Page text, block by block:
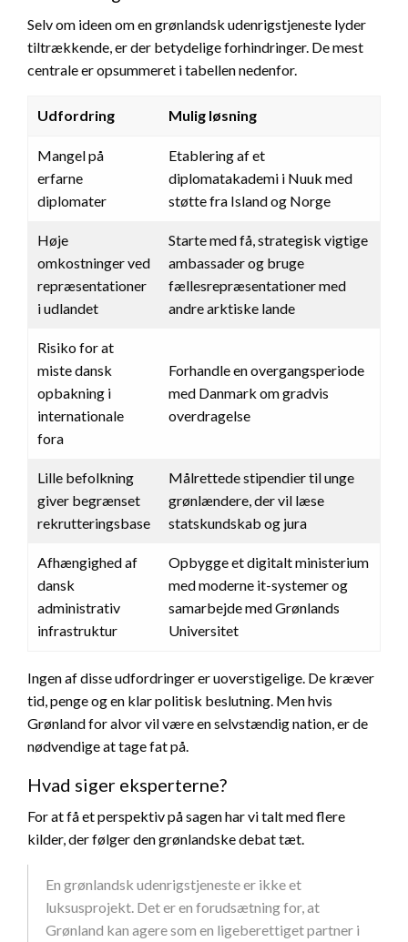
Selv om ideen om en grønlandsk udenrigstjeneste lyder
tiltrækkende, er der betydelige forhindringer. De mest
centrale er opsummeret i tabellen nedenfor.
Udfordring Mulig løsning
Mangel på
erfarne
diplomater
Etablering af et
diplomatakademi i Nuuk med
støtte fra Island og Norge
Høje
omkostninger ved
repræsentationer
i udlandet
Starte med få, strategisk vigtige
ambassader og bruge
fællesrepræsentationer med
andre arktiske lande
Risiko for at
miste dansk
opbakning i
internationale
fora
Forhandle en overgangsperiode
med Danmark om gradvis
overdragelse
Lille befolkning
giver begrænset
rekrutteringsbase
Målrettede stipendier til unge
grønlændere, der vil læse
statskundskab og jura
Afhængighed af
dansk
administrativ
infrastruktur
Opbygge et digitalt ministerium
med moderne it-systemer og
samarbejde med Grønlands
Universitet
Ingen af disse udfordringer er uoverstigelige. De kræver
tid, penge og en klar politisk beslutning. Men hvis
Grønland for alvor vil være en selvstændig nation, er de
nødvendige at tage fat på.
Hvad siger eksperterne?
For at få et perspektiv på sagen har vi talt med flere
kilder, der følger den grønlandske debat tæt.
En grønlandsk udenrigstjeneste er ikke et
luksusprojekt. Det er en forudsætning for, at
Grønland kan agere som en ligeberettiget partner i